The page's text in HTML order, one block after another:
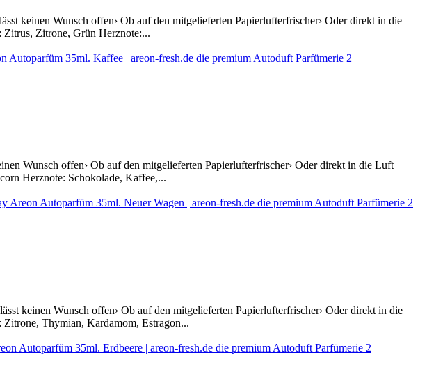
keinen Wunsch offen› Ob auf den mitgelieferten Papierlufterfrischer› Oder direkt in die
Zitrus, Zitrone, Grün Herznote:...
Wunsch offen› Ob auf den mitgelieferten Papierlufterfrischer› Oder direkt in die Luft
Herznote: Schokolade, Kaffee,...
keinen Wunsch offen› Ob auf den mitgelieferten Papierlufterfrischer› Oder direkt in die
Thymian, Kardamom, Estragon...